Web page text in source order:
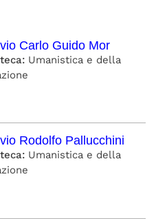
Carlo Guido Mor
Umanistica e della
Rodolfo Pallucchini
Umanistica e della